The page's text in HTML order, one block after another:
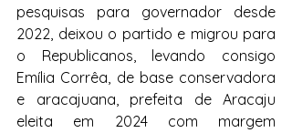
pesquisas para governador desde
2022, deixou o partido e migrou para
o Republicanos, levando consigo
Emília Corrêa, de base conservadora
e aracajuana, prefeita de Aracaju
eleita em 2024 com margem